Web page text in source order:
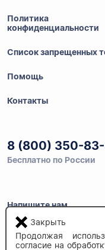
Политика
конфиденциальности
Список запрещенных
Помощь
Контакты
8 (800) 350-
Бесплатно по России
Напишите нам
info@auau.market
236027, г.Калининград
Закрыть
Продолжая
согласие на